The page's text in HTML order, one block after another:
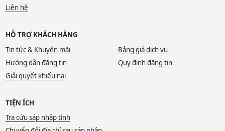
Liên hệ
HỖ TRỢ KHÁCH HÀNG
Tin tức & Khuyến mãi
Bảng giá dịch vụ
Hướng dẫn đăng tin
Quy định đăng tin
Giải quyết khiếu nại
TIỆN ÍCH
Tra cứu sáp nhập tỉnh